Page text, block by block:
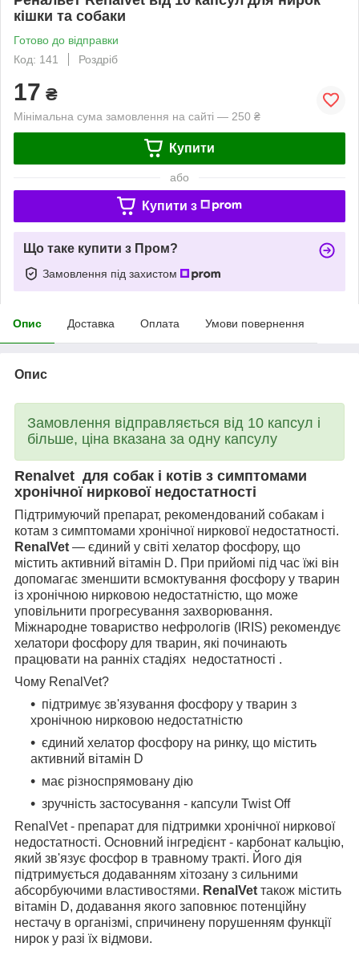
кішки та собаки
Готово до відправки
Код: 141
Роздріб
17 ₴
Мінімальна сума замовлення на сайті — 250 ₴
Купити
або
Купити з
Що таке купити з Пром?
Замовлення під захистом
Опис Доставка Оплата Умови повернення
Опис
Замовлення відправляється від 10 капсул і
більше, ціна вказана за одну капсулу
Renalvet для собак і котів з симптомами
хронічної ниркової недостатності
Підтримуючий препарат, рекомендований собакам і
котам з симптомами хронічної ниркової недостатності.
RenalVet — єдиний у світі хелатор фосфору, що
містить активний вітамін D. При прийомі під час їжі він
допомагає зменшити всмоктування фосфору у тварин
із хронічною нирковою недостатністю, що може
уповільнити прогресування захворювання.
Міжнародне товариство нефрологів (IRIS) рекомендує
хелатори фосфору для тварин, які починають
працювати на ранніх стадіях недостатності .
Чому RenalVet?
підтримує зв'язування фосфору у тварин з
хронічною нирковою недостатністю
єдиний хелатор фосфору на ринку, що містить
активний вітамін D
має різноспрямовану дію
зручність застосування - капсули Twist Off
RenalVet - препарат для підтримки хронічної ниркової
недостатності. Основний інгредієнт - карбонат кальцію,
який зв'язує фосфор в травному тракті. Його дія
підтримується додаванням хітозану з сильними
абсорбуючими властивостями. RenalVet також містить
вітамін D, додавання якого заповнює потенційну
нестачу в організмі, спричинену порушенням функції
нирок у разі їх відмови.